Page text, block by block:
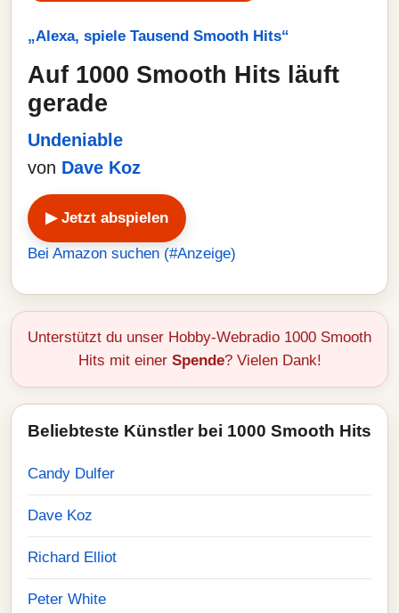
„Alexa, spiele Tausend Smooth Hits“
Auf 1000 Smooth Hits läuft
gerade
Undeniable
von Dave Koz
▶ Jetzt abspielen
Bei Amazon suchen (#Anzeige)
Unterstützt du unser Hobby-Webradio 1000 Smooth
Hits mit einer Spende? Vielen Dank!
Beliebteste Künstler bei 1000 Smooth Hits
Candy Dulfer
Dave Koz
Richard Elliot
Peter White